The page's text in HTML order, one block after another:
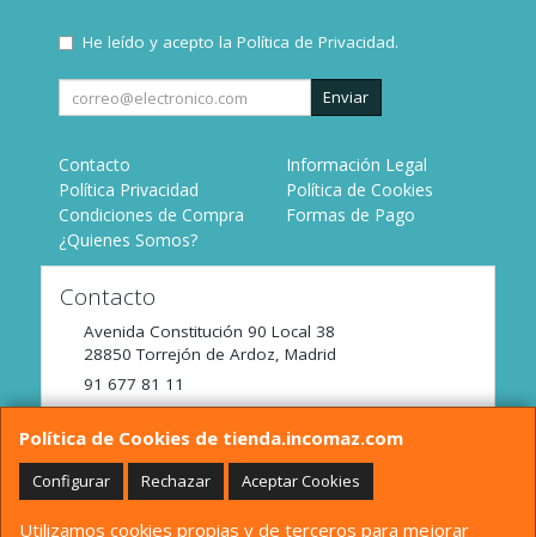
Política de Cookies de tienda.incomaz.com
Configurar Rechazar Aceptar Cookies
Utilizamos cookies propias y de terceros para mejorar
He leído y acepto la Política de Privacidad.
Enviar
Contacto
Información Legal
Política Privacidad
Política de Cookies
Condiciones de Compra
Formas de Pago
¿Quienes Somos?
Contacto
Avenida Constitución 90 Local 38
28850 Torrejón de Ardoz, Madrid
91 677 81 11
tienda@incomaz.com
Horario
De Lunes a Viernes de 9:00 a 14:00